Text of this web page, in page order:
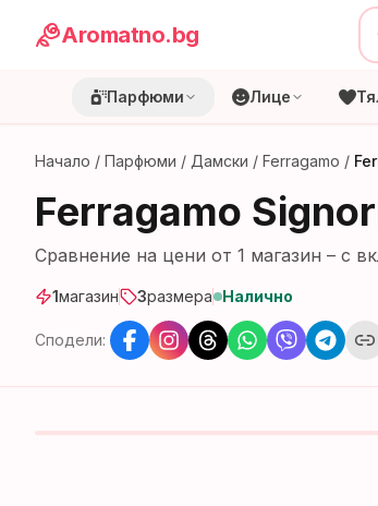
Aromatno.bg
Парфюми Лице
Начало / Парфюми / Дамски / Ferragamo /
Ferragamo
Сравнение на цени от 1 магазин – с
1магазин 3размера Налично
Сподели: